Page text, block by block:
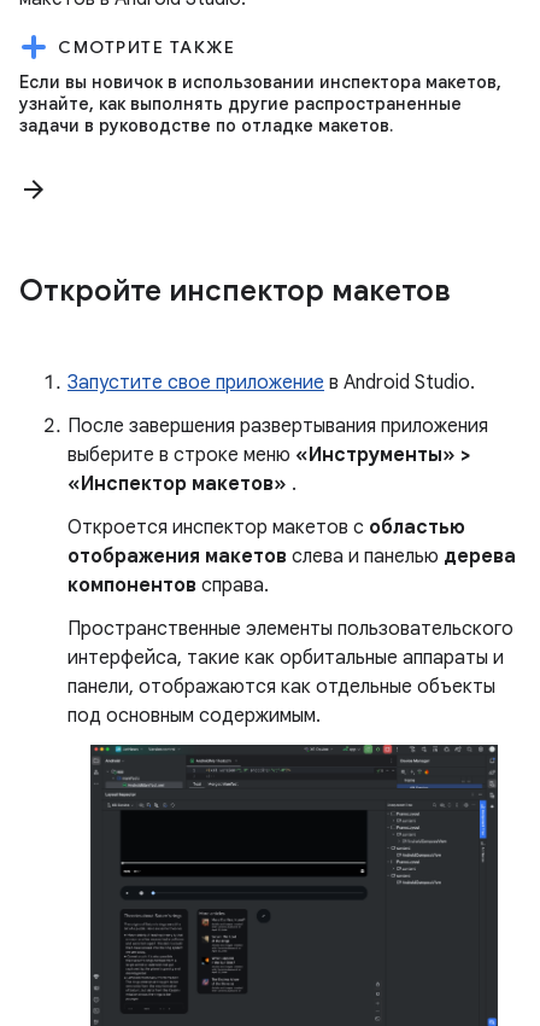
СМОТРИТЕ ТАКЖЕ
Если вы новичок в использовании инспектора макетов,
узнайте, как выполнять другие распространенные
задачи в руководстве по отладке макетов.
arrow_forward
Откройте инспектор макетов
Запустите свое приложение в Android Studio.
После завершения развертывания приложения
выберите в строке меню «Инструменты» >
«Инспектор макетов» .
Откроется инспектор макетов с областью
отображения макетов слева и панелью дерева
компонентов справа.
Пространственные элементы пользовательского
интерфейса, такие как орбитальные аппараты и
панели, отображаются как отдельные объекты
под основным содержимым.